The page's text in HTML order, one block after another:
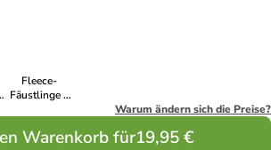
Fleece-
Fäustlinge "
Warum ändern sich die Preise?
Warenkorb für19,95 €